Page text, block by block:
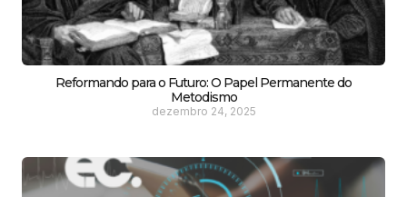
Reformando para o Futuro: O Papel Permanente do
Metodismo
dezembro 24, 2025